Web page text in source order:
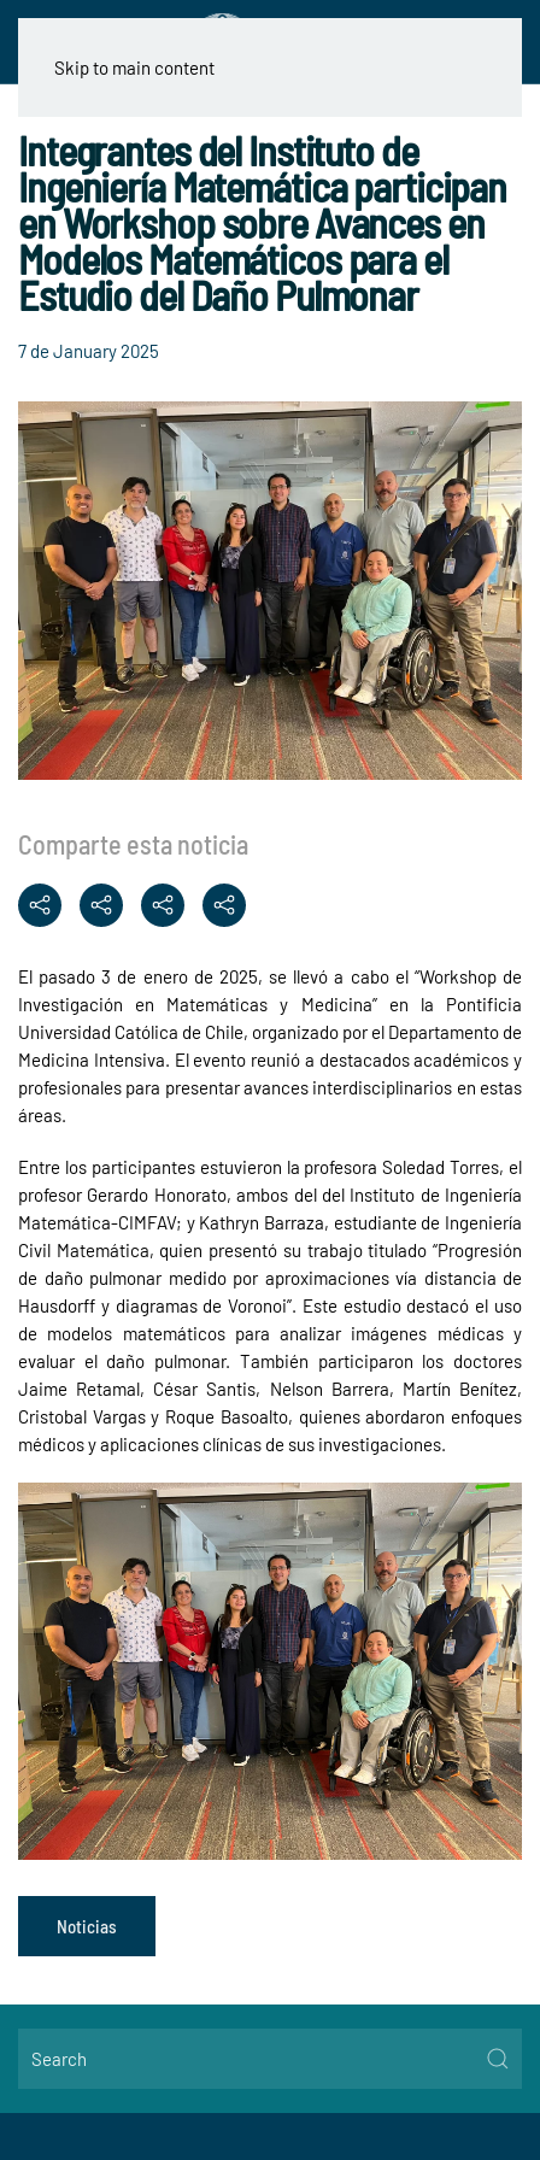
Skip to main content
Integrantes del Instituto de
Ingeniería Matemática participan
en Workshop sobre Avances en
Modelos Matemáticos para el
Estudio del Daño Pulmonar
7 de January 2025
Comparte esta noticia
El pasado 3 de enero de 2025, se llevó a cabo el “Workshop de
Investigación en Matemáticas y Medicina” en la Pontificia
Universidad Católica de Chile, organizado por el Departamento de
Medicina Intensiva. El evento reunió a destacados académicos y
profesionales para presentar avances interdisciplinarios en estas
áreas.
Entre los participantes estuvieron la profesora Soledad Torres, el
profesor Gerardo Honorato, ambos del del Instituto de Ingeniería
Matemática-CIMFAV; y Kathryn Barraza, estudiante de Ingeniería
Civil Matemática, quien presentó su trabajo titulado “Progresión
de daño pulmonar medido por aproximaciones vía distancia de
Hausdorff y diagramas de Voronoi”. Este estudio destacó el uso
de modelos matemáticos para analizar imágenes médicas y
evaluar el daño pulmonar. También participaron los doctores
Jaime Retamal, César Santis, Nelson Barrera, Martín Benítez,
Cristobal Vargas y Roque Basoalto, quienes abordaron enfoques
médicos y aplicaciones clínicas de sus investigaciones.
Noticias